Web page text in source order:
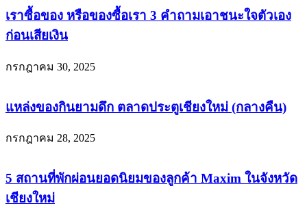
เราซื้อของ หรือของซื้อเรา 3 คำถามเอาชนะใจตัวเอง
ก่อนเสียเงิน
กรกฎาคม 30, 2025
แหล่งของกินยามดึก ตลาดประตูเชียงใหม่ (กลางคืน)
กรกฎาคม 28, 2025
5 สถานที่พักผ่อนยอดนิยมของลูกค้า Maxim ในจังหวัด
เชียงใหม่